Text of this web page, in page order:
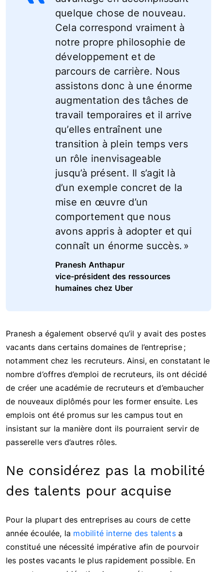
quelque chose de nouveau.
Cela correspond vraiment à
notre propre philosophie de
développement et de
parcours de carrière. Nous
assistons donc à une énorme
augmentation des tâches de
travail temporaires et il arrive
qu’elles entraînent une
transition à plein temps vers
un rôle inenvisageable
jusqu’à présent. Il s’agit là
d’un exemple concret de la
mise en œuvre d’un
comportement que nous
avons appris à adopter et qui
connaît un énorme succès. »
Pranesh Anthapur
vice-président des ressources
humaines chez Uber
Pranesh a également observé qu’il y avait des postes
vacants dans certains domaines de l’entreprise ;
notamment chez les recruteurs. Ainsi, en constatant le
nombre d’offres d’emploi de recruteurs, ils ont décidé
de créer une académie de recruteurs et d’embaucher
de nouveaux diplômés pour les former ensuite. Les
emplois ont été promus sur les campus tout en
insistant sur la manière dont ils pourraient servir de
passerelle vers d’autres rôles.
Ne considérez pas la mobilité
des talents pour acquise
Pour la plupart des entreprises au cours de cette
année écoulée, la mobilité interne des talentsa
constitué une nécessité impérative afin de pourvoir
les postes vacants le plus rapidement possible. En